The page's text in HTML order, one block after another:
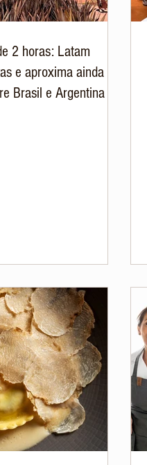
2 horas: Latam
e aproxima ainda
Brasil e Argentina